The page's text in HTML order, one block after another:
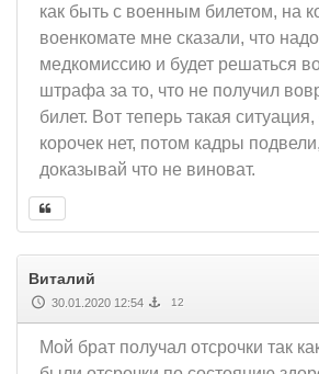
как быть с военным билетом, на
военкомате мне сказали, что
медкомиссию и будет решаться
штрафа за то, что не получил
билет. Вот теперь такая
корочек нет, потом кадры
доказывай что не виноват.
Виталий
30.01.2020 12:54 12
Мой брат получал отсрочки так